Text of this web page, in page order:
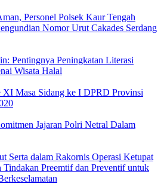
Personel Polsek Kaur Tengah
Nomor Urut Cakades Serdang
Pentingnya Peningkatan Literasi
Wisata Halal
XI Masa Sidang ke I DPRD Provinsi
Jajaran Polri Netral Dalam
Serta dalam Rakornis Operasi Ketupat
Tindakan Preemtif dan Preventif untuk